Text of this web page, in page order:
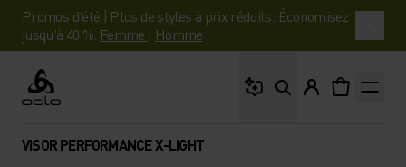
Promos d'été | Plus de styles à prix réduits. Économisez
jusqu'à 40 %. Femme | Homme
Odlo
VISOR PERFORMANCE X-LIGHT